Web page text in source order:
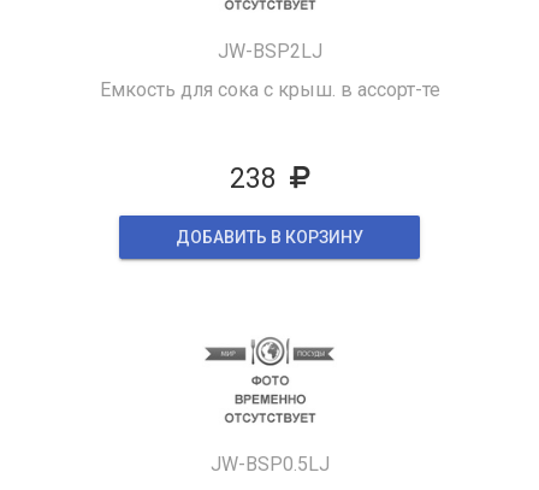
JW-BSP2LJ
Емкость для сока с крыш. в ассорт-те
238
ДОБАВИТЬ В КОРЗИНУ
JW-BSP0.5LJ